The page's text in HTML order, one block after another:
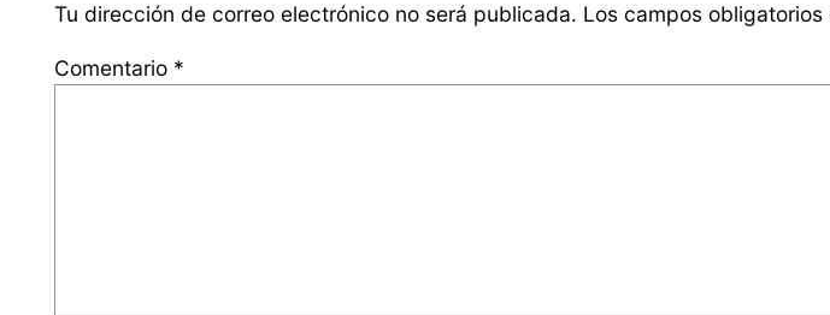
Tu dirección de correo electrónico no será publicada. Los campos
Comentario *